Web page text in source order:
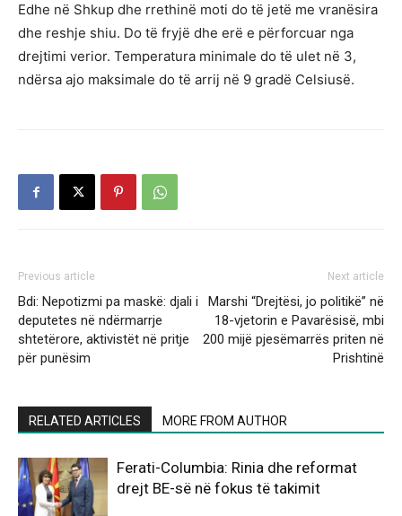
Edhe në Shkup dhe rrethinë moti do të jetë me vranësira
dhe reshje shiu. Do të fryjë dhe erë e përforcuar nga
drejtimi verior. Temperatura minimale do të ulet në 3,
ndërsa ajo maksimale do të arrij në 9 gradë Celsiusë.
Previous article
Bdi: Nepotizmi pa maskë: djali i
deputetes në ndërmarrje
shtetërore, aktivistët në pritje
për punësim
Next article
Marshi “Drejtësi, jo politikë” në
18-vjetorin e Pavarësisë, mbi
200 mijë pjesëmarrës priten në
Prishtinë
RELATED ARTICLES MORE FROM AUTHOR
Ferati-Columbia: Rinia dhe reformat
drejt BE-së në fokus të takimit